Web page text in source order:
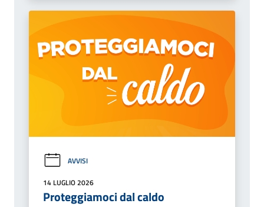
AVVISI
14 LUGLIO 2026
Proteggiamoci dal caldo